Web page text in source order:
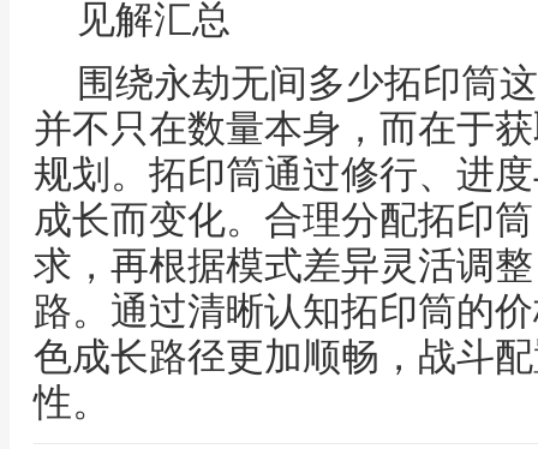
见解汇总
围绕永劫无间多少拓印筒
并不只在数量本身，而在于
规划。拓印筒通过修行、进
成长而变化。合理分配拓印
求，再根据模式差异灵活调
路。通过清晰认知拓印筒的
色成长路径更加顺畅，战斗
性。